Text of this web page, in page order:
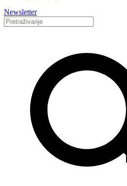
Newsletter